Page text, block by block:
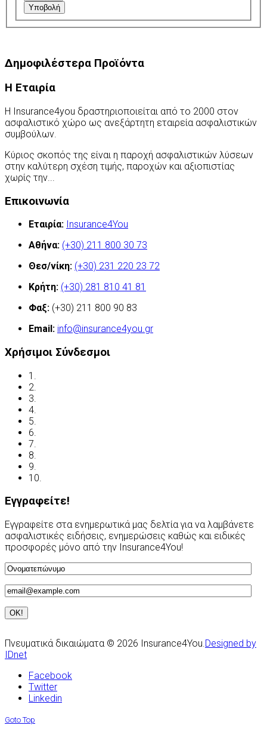
Υποβολή
Δημοφιλέστερα Προϊόντα
Η Εταιρία
Η Insurance4you δραστηριοποιείται από το 2000 στον
ασφαλιστικό χώρο ως ανεξάρτητη εταιρεία ασφαλιστικών
συμβούλων.
Κύριος σκοπός της είναι η παροχή ασφαλιστικών λύσεων
στην καλύτερη σχέση τιμής, παροχών και αξιοπιστίας
χωρίς την...
Επικοινωνία
Εταιρία: Insurance4You
Αθήνα: (+30) 211 800 30 73
Θεσ/νίκη: (+30) 231 220 23 72
Κρήτη: (+30) 281 810 41 81
Φαξ: (+30) 211 800 90 83
Email: info@insurance4you.gr
Χρήσιμοι Σύνδεσμοι
1.
2.
3.
4.
5.
6.
7.
8.
9.
10.
Εγγραφείτε!
Εγγραφείτε στα ενημερωτικά μας δελτία για να λαμβάνετε
ασφαλιστικές ειδήσεις, ενημερώσεις καθώς και ειδικές
προσφορές μόνο από την Insurance4You!
Πνευματικά δικαιώματα © 2026 Insurance4You.Designed by
IDnet
Facebook
Twitter
Linkedin
Goto Top